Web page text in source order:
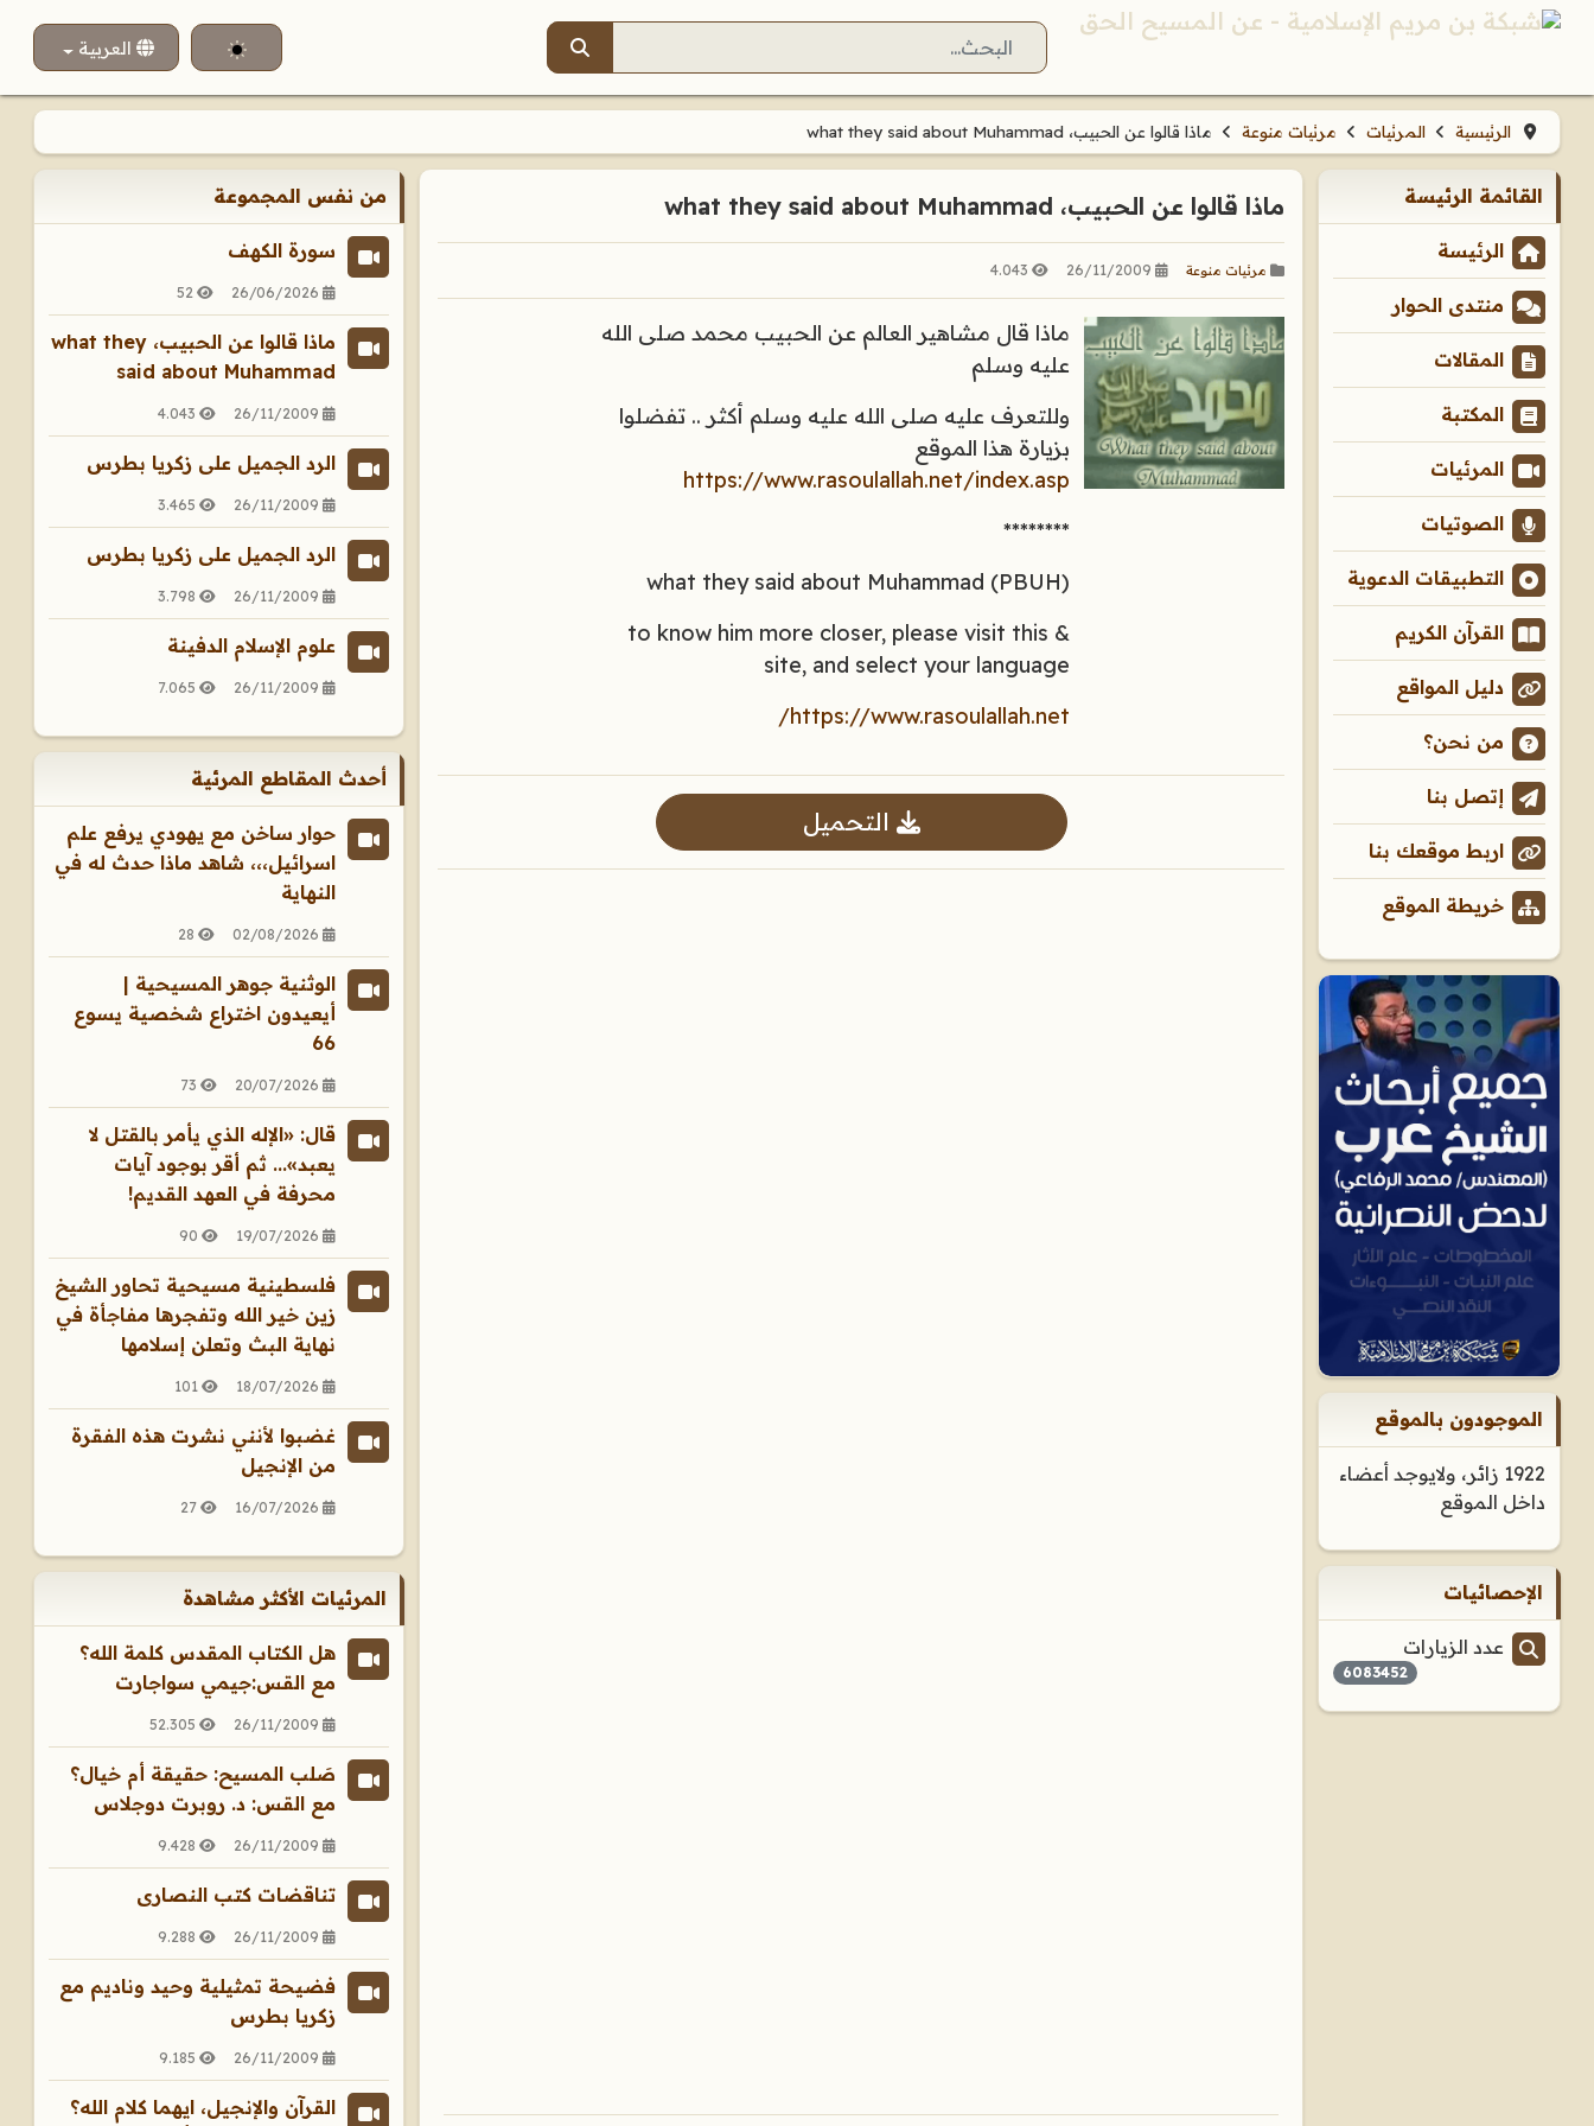
البحث اختر لغتكالعربية
الرئيسية المرئيات مرئيات منوعة ماذا قالوا عن الحبيب، what they said about Muhammad
القائمة الرئيسة
الرئيسة
منتدى الحوار
المقالات
المكتبة
المرئيات
الصوتيات
التطبيقات الدعوية
القرآن الكريم
دليل المواقع
من نحن؟
إتصل بنا
اربط موقعك بنا
خريطة الموقع
الموجودون بالموقع
1922 زائر، ولايوجد أعضاء
داخل الموقع
الإحصائيات
عدد الزيارات
6083452
ماذا قالوا عن الحبيب، what they said about Muhammad
مرئيات منوعة 26/11/2009
4.043
ماذا قال مشاهير العالم عن الحبيب محمد صلى الله
عليه وسلم
وللتعرف عليه صلى الله عليه وسلم أكثر .. تفضلوا
بزيارة هذا الموقع
https://www.rasoulallah.net/index.asp
********
what they said about Muhammad (PBUH)
& to know him more closer, please visit this
site, and select your language
https://www.rasoulallah.net/
التحميل
من نفس المجموعة
سورة الكهف
26/06/2026
52
ماذا قالوا عن الحبيب، what they
said about Muhammad
26/11/2009
4.043
الرد الجميل على زكريا بطرس
26/11/2009
3.465
الرد الجميل على زكريا بطرس
26/11/2009
3.798
علوم الإسلام الدفينة
26/11/2009
7.065
أحدث المقاطع المرئية
حوار ساخن مع يهودي يرفع علم
اسرائيل،،، شاهد ماذا حدث له في
النهاية
02/08/2026
28
الوثنية جوهر المسيحية |
أيعيدون اختراع شخصية يسوع
66
20/07/2026
73
قال: «الإله الذي يأمر بالقتل لا
يعبد»... ثم أقر بوجود آيات
محرفة في العهد القديم!
19/07/2026
90
فلسطينية مسيحية تحاور الشيخ
زين خير الله وتفجرها مفاجأة في
نهاية البث وتعلن إسلامها
18/07/2026
101
غضبوا لأنني نشرت هذه الفقرة
من الإنجيل
16/07/2026
27
المرئيات الأكثر مشاهدة
هل الكتاب المقدس كلمة الله؟
مع القس:جيمي سواجارت
26/11/2009
52.305
صَلب المسيح: حقيقة أم خيال؟
مع القس: د. روبرت دوجلاس
26/11/2009
9.428
تناقضات كتب النصارى
26/11/2009
9.288
فضيحة تمثيلية وحيد وناديم مع
زكريا بطرس
26/11/2009
9.185
القرآن والإنجيل، ايهما كلام الله؟